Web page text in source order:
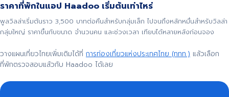
ราคาที่พักในแอป Haadoo เริ่มต้นเท่าไหร่
พูลวิลล่าเริ่มต้นราว 3,500 บาทต่อคืนสำหรับกลุ่มเล็ก ไปจนถึงหลักหมื่นสำหรับวิลล่า
กลุ่มใหญ่ ราคาขึ้นกับขนาด จำนวนคน และช่วงเวลา เทียบได้หลายหลังก่อนจอง
วางแผนเที่ยวไทยเพิ่มเติมได้ที่ การท่องเที่ยวแห่งประเทศไทย (ททท.) แล้วเลือก
ที่พักตรวจสอบแล้วกับ Haadoo ได้เลย